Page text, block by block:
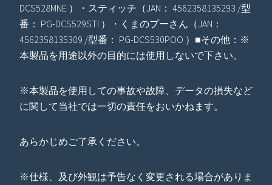
DCS528MNE ）・スティッチ（JAN： 4562358135293 /型
番： PG-DCS529STI ）・くまのプーさん（JAN：
4562358135309 /型番： PG-DCS530POO ）■その他：※
本製品を用途以外の目的には使用しないで下さい。
※本製品を使用しての事故や故障、データの損失など
に関して当社では一切の責任をおいかねます。
あらかじめご了承ください。
※仕様、及び外観は予告なく変更される場合がありま